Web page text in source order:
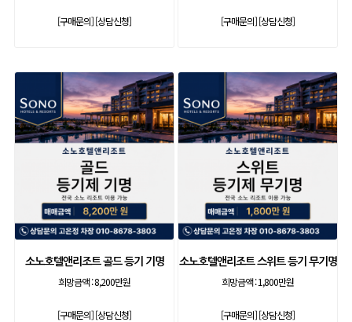
[구매문의][상담신청] [구매문의][상담신청]
소노호텔앤리조트 골드 등기 기명
희망금액 :8,200만원
[구매문의][상담신청]
소노호텔앤리조트 스위트 등기 무기명
희망금액 :1,800만원
[구매문의][상담신청]